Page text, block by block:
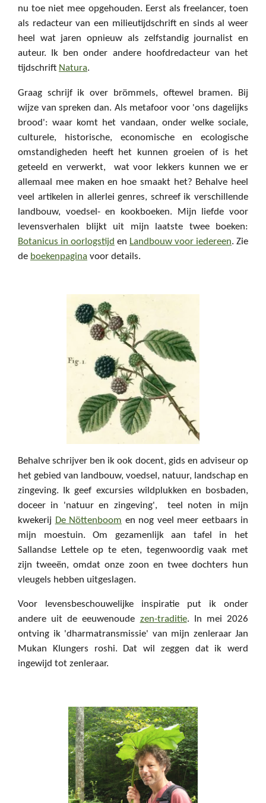
nu toe niet mee opgehouden. Eerst als freelancer, toen
als redacteur van een milieutijdschrift en sinds al weer
heel wat jaren opnieuw als zelfstandig journalist en
auteur. Ik ben onder andere hoofdredacteur van het
tijdschrift Natura.
Graag schrijf ik over brömmels, oftewel bramen. Bij
wijze van spreken dan. Als metafoor voor 'ons dagelijks
brood': waar komt het vandaan, onder welke sociale,
culturele, historische, economische en ecologische
omstandigheden heeft het kunnen groeien of is het
geteeld en verwerkt, wat voor lekkers kunnen we er
allemaal mee maken en hoe smaakt het? Behalve heel
veel artikelen in allerlei genres, schreef ik verschillende
landbouw, voedsel- en kookboeken. Mijn liefde voor
levensverhalen blijkt uit mijn laatste twee boeken:
Botanicus in oorlogstijd en Landbouw voor iedereen. Zie
de boekenpagina voor details.
Behalve schrijver ben ik ook docent, gids en adviseur op
het gebied van landbouw, voedsel, natuur, landschap en
zingeving. Ik geef excursies wildplukken en bosbaden,
doceer in 'natuur en zingeving', teel noten in mijn
kwekerij De Nöttenboom en nog veel meer eetbaars in
mijn moestuin. Om gezamenlijk aan tafel in het
Sallandse Lettele op te eten, tegenwoordig vaak met
zijn tweeën, omdat onze zoon en twee dochters hun
vleugels hebben uitgeslagen.
Voor levensbeschouwelijke inspiratie put ik onder
andere uit de eeuwenoude zen-traditie. In mei 2026
ontving ik 'dharmatransmissie' van mijn zenleraar Jan
Mukan Klungers roshi. Dat wil zeggen dat ik werd
ingewijd tot zenleraar.